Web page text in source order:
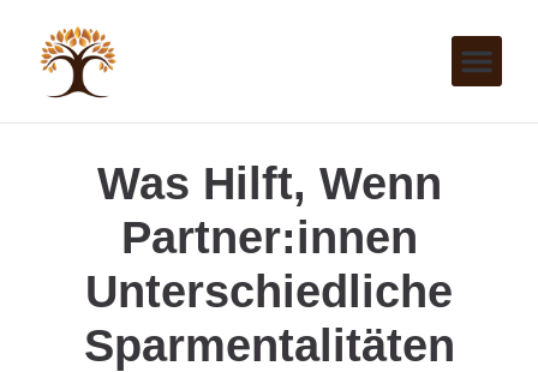
Was Hilft, Wenn
Partner:innen
Unterschiedliche
Sparmentalitäten